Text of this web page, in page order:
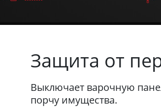
Защита от
Выключает варочную
порчу имущества.